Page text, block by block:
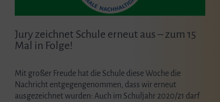
Jury zeichnet Schule erneut aus – zum 15
Mal in Folge!
Mit großer Freude hat die Schule diese Woche die
Nachricht entgegengenommen, dass wir erneut
ausgezeichnet wurden: Auch im Schuljahr 2020/21 darf